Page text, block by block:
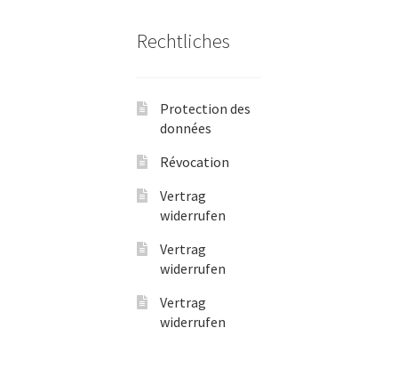
Rechtliches
Protection des
données
Révocation
Vertrag
widerrufen
Vertrag
widerrufen
Vertrag
widerrufen